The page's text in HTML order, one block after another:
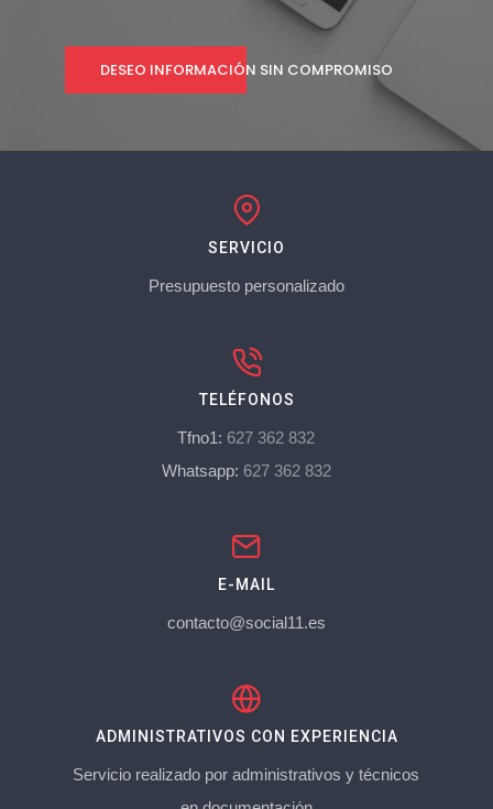
DESEO INFORMACIÓN SIN COMPROMISO
SERVICIO
Presupuesto personalizado
TELÉFONOS
Tfno1: 627 362 832
Whatsapp: 627 362 832
E-MAIL
contacto@social11.es
ADMINISTRATIVOS CON EXPERIENCIA
Servicio realizado por administrativos y técnicos